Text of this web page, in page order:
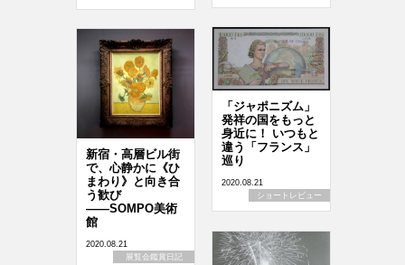
「ジャポニズム」
発祥の国をもっと
身近に！ いつもと
違う「フランス」
巡り
2020.08.21
ショートレビュー
新宿・高層ビル街
で、心静かに《ひ
まわり》と向き合
う歓び
――SOMPO美術
館
2020.08.21
展覧会鑑賞日記